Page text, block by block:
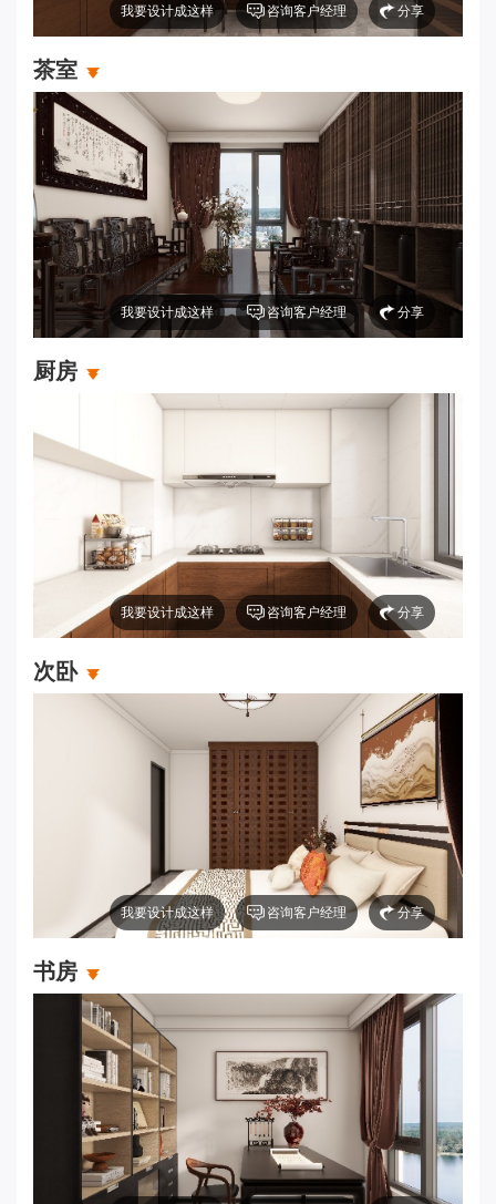
我要设计成这样 咨询客户经理 分享
茶室
我要设计成这样 咨询客户经理 分享
厨房
我要设计成这样 咨询客户经理 分享
次卧
我要设计成这样 咨询客户经理 分享
书房